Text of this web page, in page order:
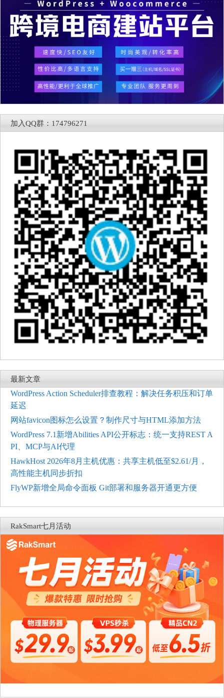
加入QQ群：174796271
最新文章
WordPress Action Scheduler排查教程：解决任务积压和订单
延迟
网站favicon图标怎么设置？制作尺寸与HTML添加方法
WordPress 7.1新增Abilities API公开标志：统一支持REST A
PI、MCP与AI代理
HawkHost 2026年8月主机优惠：共享主机低至$2.61/月，
高性能主机同步折扣
FlyWP新增全局命令面板 Git部署和服务器开通更方便
RakSmart七月活动